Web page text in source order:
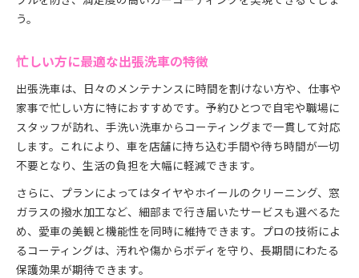
う。
忙しい方に最適な出張洗車の特徴
出張洗車は、日々のメンテナンスに時間を割けない方や、仕事や
家事で忙しい方に特におすすめです。予約ひとつで自宅や職場に
スタッフが訪れ、手洗い洗車からコーティングまで一貫して対応
します。これにより、車を店舗に持ち込む手間や待ち時間が一切
不要となり、生活の負担を大幅に軽減できます。
さらに、プランによってはタイヤやホイールのクリーニング、窓
ガラスの撥水加工など、細部まで行き届いたサービスも選べるた
め、愛車の美観と機能性を同時に維持できます。プロの技術によ
るコーティングは、汚れや傷からボディを守り、長期間にわたる
保護効果が期待できます。